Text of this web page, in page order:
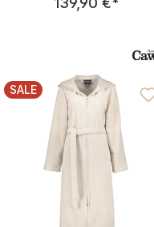
RABATT
SALE